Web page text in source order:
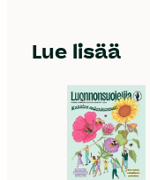
Lue lisää